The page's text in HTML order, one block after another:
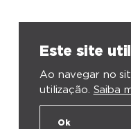
Este site
Ao navegar no
utilização. Saiba
Ok